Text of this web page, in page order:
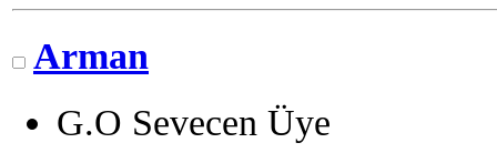
Arman
G.O Sevecen Üye